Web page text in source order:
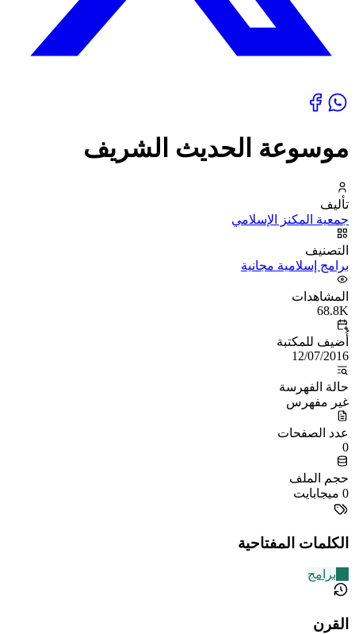
موسوعة الحديث الشريف
تأليف
جمعية المكنز الإسلامي
التصنيف
برامج إسلامية مجانية
المشاهدات
68.8K
أُضيف للمكتبة
12/07/2016
حالة الفهرسة
غير مفهرس
عدد الصفحات
0
حجم الملف
0 ميجابايت
الكلمات المفتاحية
برامج
القرن